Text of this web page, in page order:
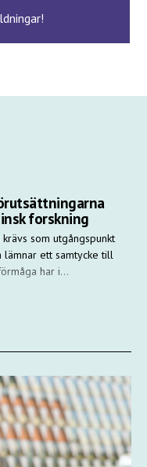
forskning
som utgångspunkt
ett samtycke till
har i…